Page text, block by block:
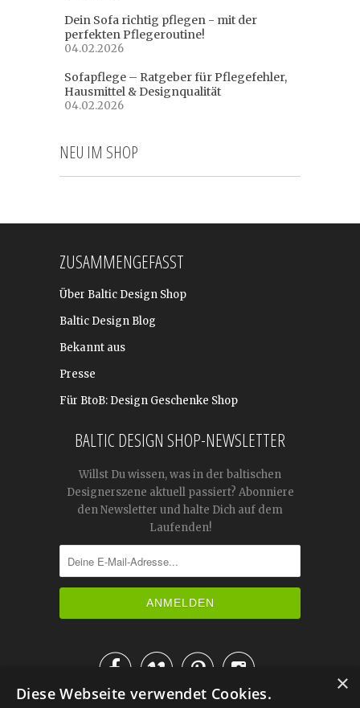
Dein Sofa richtig pflegen - mit der
perfekten Pflegeroutine!
04.02.2026
Sofapflege – Ratgeber für Pflegefehler,
Hausmittel & Designqualität
04.02.2026
NEU IM SHOP
ZUSAMMENGEFASST
Über Baltic Design Shop
Baltic Design Blog
Bekannt aus
Presse
Für BtoB: Design Geschenke Shop
BALTIC DESIGN SHOP-NEWSLETTER
Willst Du wissen, was in der baltischen
Designerszene aktuell passiert? Abonniere
den Newsletter und halte Dich auf dem
Laufenden!

IM KATALOG BLÄTTERN
×
Diese Webseite verwendet Cookies.